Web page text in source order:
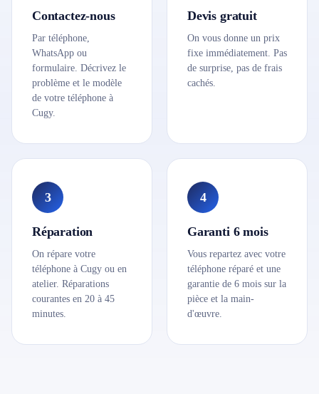
Contactez-nous
Par téléphone,
WhatsApp ou
formulaire. Décrivez le
problème et le modèle
de votre téléphone à
Cugy.
Devis gratuit
On vous donne un prix
fixe immédiatement. Pas
de surprise, pas de frais
cachés.
3
Réparation
On répare votre
téléphone à Cugy ou en
atelier. Réparations
courantes en 20 à 45
minutes.
4
Garanti 6 mois
Vous repartez avec votre
téléphone réparé et une
garantie de 6 mois sur la
pièce et la main-
d'œuvre.